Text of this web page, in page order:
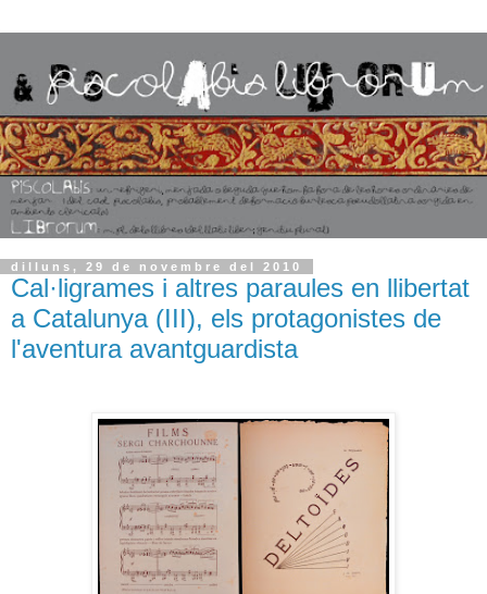
dilluns, 29 de novembre del 2010
Cal·ligrames i altres paraules en llibertat
a Catalunya (III), els protagonistes de
l'aventura avantguardista